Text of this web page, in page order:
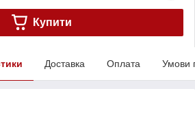
Купити
Доставка Оплата Умови